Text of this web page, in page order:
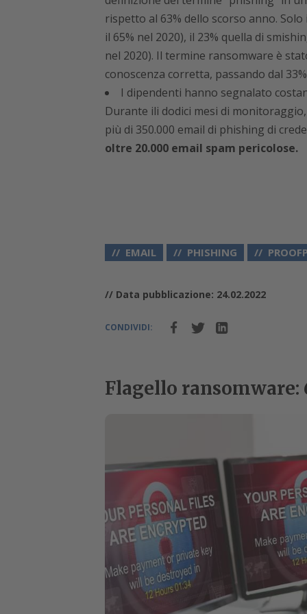
rispetto al 63% dello scorso anno.
il 65% nel 2020), il 23% quella di
nel 2020). Il termine ransomware è
conoscenza corretta, passando dal
I dipendenti hanno segnalato
Durante ili dodici mesi di
più di 350.000 email di phishing di
oltre 20.000 email spam pericolose.
EMAIL PHISHING
// Data pubblicazione: 24.02.2022
CONDIVIDI:
Flagello ransomware: